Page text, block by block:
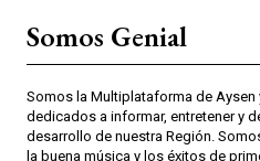
Somos Genial
Somos la Multiplataforma de Aysen
dedicados a informar, entretener y
desarrollo de nuestra Región.
la buena música y los éxitos de